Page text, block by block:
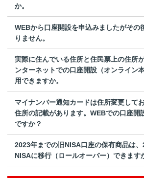
か。
WEBから口座開設を申込みましたがその
りません。
実際に住んでいる住所と住民票上の住所
ンターネットでの口座開設（オンライン
用できますか。
マイナンバー通知カードは住所変更して
住所の記載があります。WEBでの口座開
ですか？
2023年までの旧NISA口座の保有商品は
NISAに移行（ロールオーバー）できます